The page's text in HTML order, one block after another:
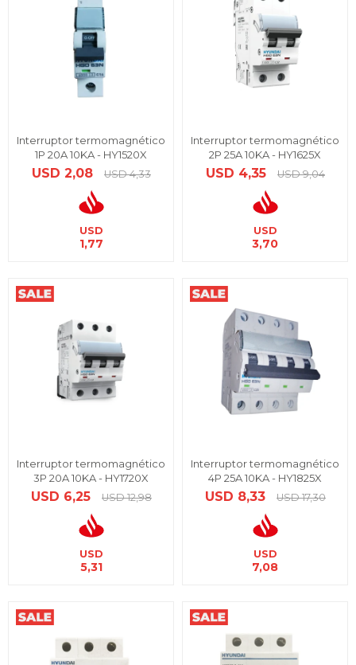
Interruptor termomagnético
1P 20A 10KA - HY1520X
USD 2,08 USD 4,33
USD
1,77
Interruptor termomagnético
2P 25A 10KA - HY1625X
USD 4,35 USD 9,04
USD
3,70
Interruptor termomagnético
3P 20A 10KA - HY1720X
USD 6,25 USD 12,98
USD
5,31
Interruptor termomagnético
4P 25A 10KA - HY1825X
USD 8,33 USD 17,30
USD
7,08